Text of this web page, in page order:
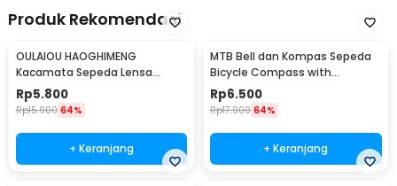
Produk Rekomendasi
OULAIOU HAOGHIMENG
Kacamata Sepeda Lensa
Mercury Cycling Outdoor Sport
- 3015
Rp5.800
Rp15.900 64%
+ Keranjang
MTB Bell dan Kompas Sepeda
Bicycle Compass with
Trumpet Bell Aluminium -
R2194
Rp6.500
Rp17.900 64%
+ Keranjang